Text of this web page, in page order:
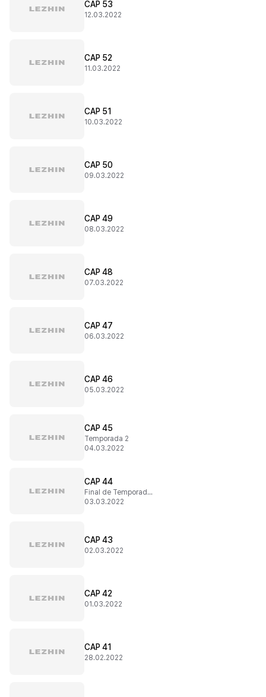
CAP 53
12.03.2022
CAP 52
11.03.2022
CAP 51
10.03.2022
CAP 50
09.03.2022
CAP 49
08.03.2022
CAP 48
07.03.2022
CAP 47
06.03.2022
CAP 46
05.03.2022
CAP 45
Temporada 2
04.03.2022
CAP 44
Final de Temporada 1
03.03.2022
CAP 43
02.03.2022
CAP 42
01.03.2022
CAP 41
28.02.2022